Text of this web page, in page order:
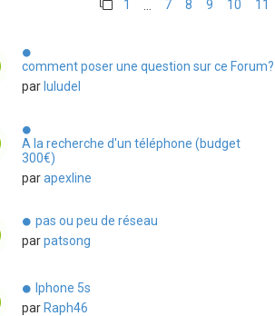
1
7 8 9 10 11
comment poser une question sur ce Forum?
par luludel
A la recherche d'un téléphone (budget
300€)
parapexline
pas ou peu de réseau
parpatsong
Iphone 5s
par Raph46